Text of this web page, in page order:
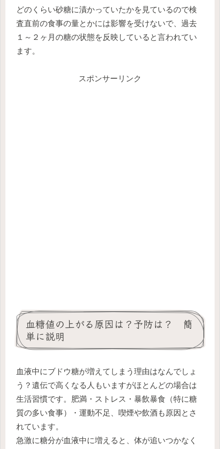
どのくらい砂糖に漬かっていたかを見ているので検
査直前の食事の量とかには影響を受けないで、過去
１～２ヶ月の糖の状態を反映していると言われてい
ます。
スポンサーリンク
血糖値の上がる原因は？予防は？ 簡
単に説明
血液中にブドウ糖が増えてしまう理由はなんでしょ
う？ 遺伝で高くなる人もいますがほとんどの場合は
生活習慣です。
肥満・ストレス・暴飲暴食（特に糖
質の多い食事）・運動不足、喫煙や飲酒も原因 とさ
れています。
急激に糖分が血液中に増えると、体が追いつかなく